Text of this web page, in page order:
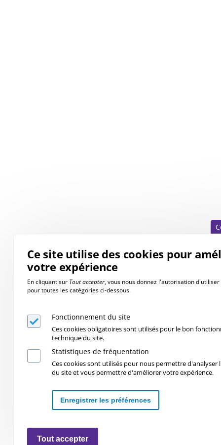
Ce site utilise des cookies pour
votre expérience
En cliquant sur Tout accepter, vous nous donnez l'autorisation d'utiliser
pour toutes les catégories ci-dessous.
Fonctionnement du site
Ces cookies obligatoires sont utilisés pour le bon
technique du site.
Statistiques de fréquentation
Ces cookies sont utilisés pour nous permettre d'analyser
du site et vous permettre d'améliorer votre expérience.
Enregistrer les préférences
Tout accepter